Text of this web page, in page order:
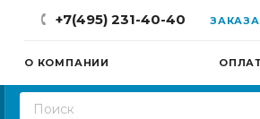
+7(495) 231-40-40
О КОМПАНИИ